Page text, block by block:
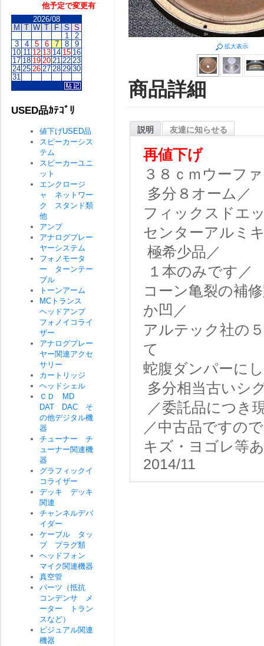
拡大表示
商品詳細
説明 友達に知らせる
再値下げ
３８ｃｍウーフ
多分８オーム／
フィックスドエ
センターアルミ
極希少品／
１本のみです／
コーン亀裂の補
か凹／
アルテック社の
て
蛇腹ダンパーに
多分相当古いシ
／委託品につき
／中古品ですの
キズ・ヨゴレ等
2014/11
他予定で変更有
2026/08
M T W T F S S
1
2
3
4 5 6 7 8
9
10 11 12 13 14 15 16
17 18 19 20 21 22 23
24 25 26 27 28 29 30
31
USED品ｶﾃｺﾞﾘ
値下げUSED品
スピーカーシス
テム
スピーカーユニ
ット
エンクロージ
ャ ネットワー
ク スタンド類
他
アンプ
アナログプレー
ヤーシステム
フォノモータ
ー ターンテー
ブル
トーンアーム
MCトランス
ヘッドアンプ
フォノイコライ
ザー
アナログプレー
ヤー関連アクセ
サリー
カートリッジ
ヘッドシェル
ＣＤ MD
DAT DAC そ
の他デジタル機
器
チューナー チ
ューナー関連機
器
グラフィックイ
コライザー
デッキ デッキ
関連
チャンネルデバ
イダー
ケーブル タッ
プ プラグ類
ヘッドフォン
マイク関連機器
真空管
パーツ（抵抗
コンデンサ メ
ーター トラン
スなど）
ビジュアル関連
機器